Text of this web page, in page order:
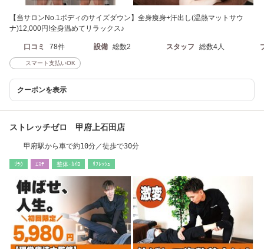
【当サロンNo.1ボディのサイズダウン】全身痩身+汗出し(温熱マットサウ
ナ)12,000円!全身温めてリラックス♪
口コミ 78件 設備 総数2 スタッフ 総数4人
スマート支払いOK
クーポンを表示
ストレッチゼロ 甲府上石田店
甲府駅から車で約10分／徒歩で30分
ﾘﾗｸ ｴｽﾃ 整体･ｶｲﾛ ﾘﾌﾚｯｼｭ